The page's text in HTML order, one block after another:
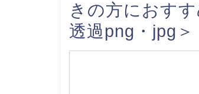
きの方におす
透過png・jpg＞